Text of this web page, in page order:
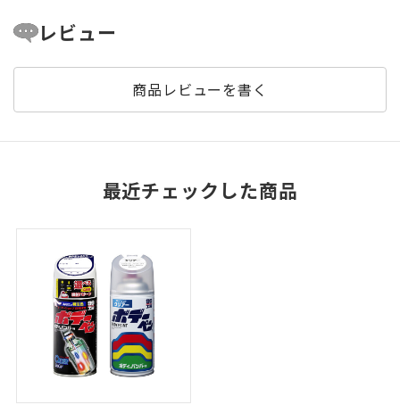
レビュー
商品レビューを書く
最近チェックした商品